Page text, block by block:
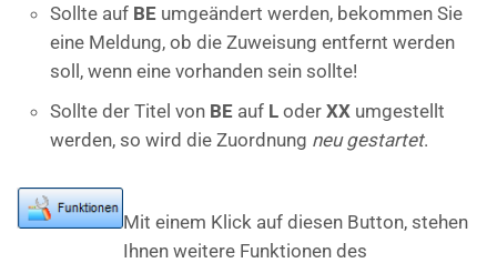
Sollte auf BE umgeändert werden, bekommen Sie
eine Meldung, ob die Zuweisung entfernt werden
soll, wenn eine vorhanden sein sollte!
Sollte der Titel von BE auf L oder XX umgestellt
werden, so wird die Zuordnung neu gestartet.
Mit einem Klick auf diesen Button, stehen
Ihnen weitere Funktionen des